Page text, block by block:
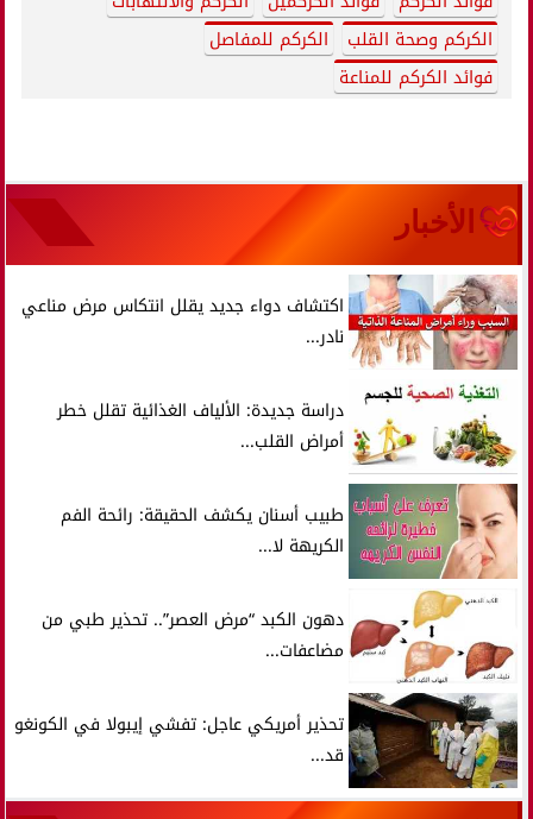
الكركم وصحة القلب
الكركم للمفاصل
فوائد الكركم للمناعة
الأخبار
اكتشاف دواء جديد يقلل انتكاس مرض مناعي
نادر...
دراسة جديدة: الألياف الغذائية تقلل خطر
أمراض القلب...
طبيب أسنان يكشف الحقيقة: رائحة الفم
الكريهة لا...
دهون الكبد “مرض العصر”.. تحذير طبي من
مضاعفات...
تحذير أمريكي عاجل: تفشي إيبولا في الكونغو
قد...